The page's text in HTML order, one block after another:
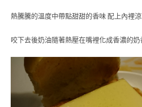
熱騰騰的溫度中帶點甜甜的香味 配上內裡
咬下去後奶油隨著熱壓在嘴裡化成香濃的奶